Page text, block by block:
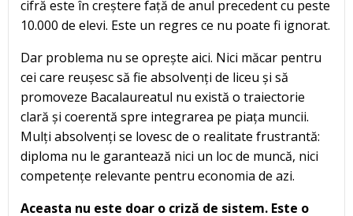
cifră este în creștere față de anul precedent cu peste
10.000 de elevi. Este un regres ce nu poate fi ignorat.
Dar problema nu se oprește aici. Nici măcar pentru
cei care reușesc să fie absolvenți de liceu și să
promoveze Bacalaureatul nu există o traiectorie
clară și coerentă spre integrarea pe piața muncii.
Mulți absolvenți se lovesc de o realitate frustrantă:
diploma nu le garantează nici un loc de muncă, nici
competențe relevante pentru economia de azi.
Aceasta nu este doar o criză de sistem. Este o